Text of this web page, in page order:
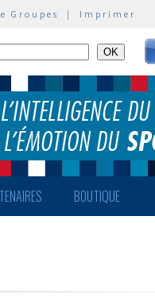
Groupes | Imprimer
BOUTIQUE